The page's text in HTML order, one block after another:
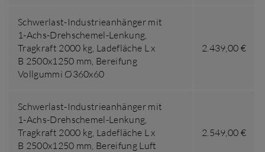
Schwerlast-Industrieanhänger mit
1-Achs-Drehschemel-Lenkung,
Tragkraft 2000 kg, Ladefläche L x
B 2500x1250 mm, Bereifung
Vollgummi Ø360x60
2.439,00 €
Schwerlast-Industrieanhänger mit
1-Achs-Drehschemel-Lenkung,
Tragkraft 2000 kg, Ladefläche L x
B 2500x1250 mm, Bereifung Luft
2.549,00 €